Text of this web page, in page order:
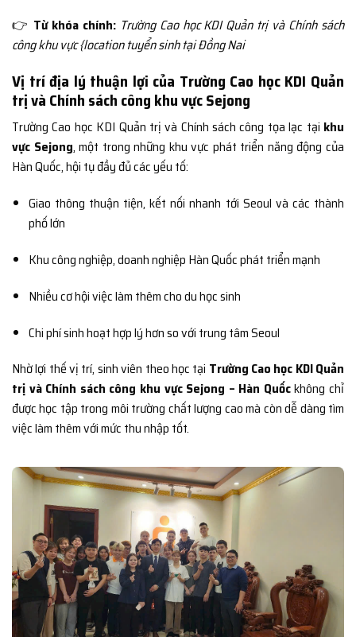
👉 Từ khóa chính: Trường Cao học KDI Quản trị và Chính sách
công khu vực {location tuyển sinh tại Đồng Nai
Vị trí địa lý thuận lợi của Trường Cao học KDI Quản
trị và Chính sách công khu vực Sejong
Trường Cao học KDI Quản trị và Chính sách công tọa lạc tại khu
vực Sejong, một trong những khu vực phát triển năng động của
Hàn Quốc, hội tụ đầy đủ các yếu tố:
Giao thông thuận tiện, kết nối nhanh tới Seoul và các thành
phố lớn
Khu công nghiệp, doanh nghiệp Hàn Quốc phát triển mạnh
Nhiều cơ hội việc làm thêm cho du học sinh
Chi phí sinh hoạt hợp lý hơn so với trung tâm Seoul
Nhờ lợi thế vị trí, sinh viên theo học tại Trường Cao học KDI Quản
trị và Chính sách công khu vực Sejong – Hàn Quốckhông chỉ
được học tập trong môi trường chất lượng cao mà còn dễ dàng tìm
việc làm thêm với mức thu nhập tốt.